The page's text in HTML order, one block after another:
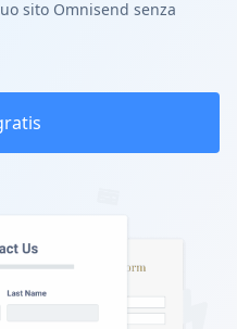
sito Omnisend senza